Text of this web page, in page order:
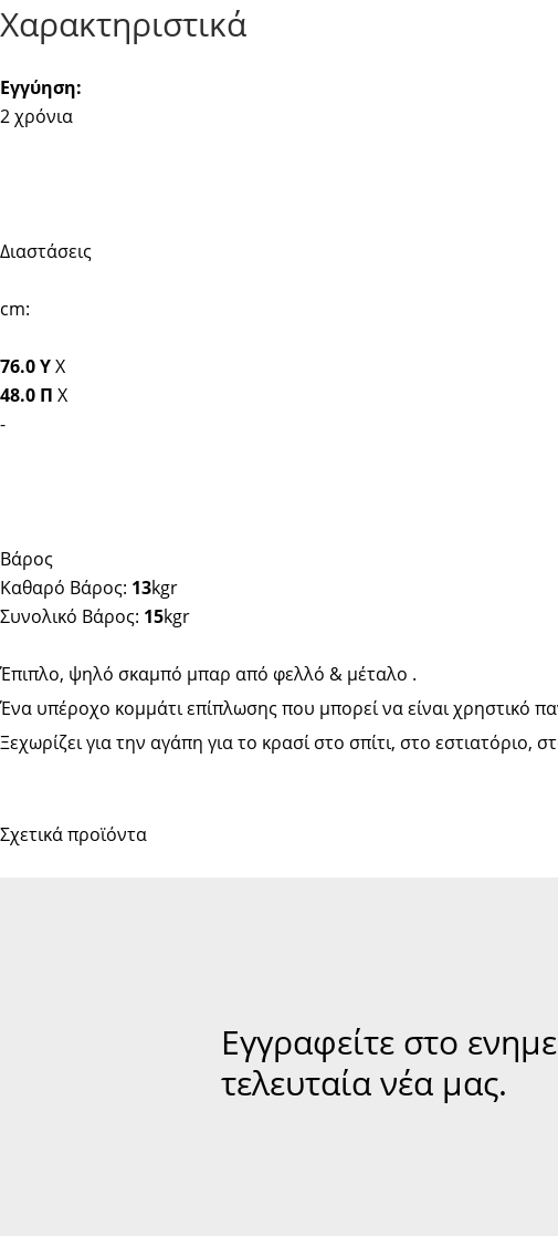
Χαρακτηριστικά
Εγγύηση:
2 χρόνια
Διαστάσεις
cm:
76.0 YΧ
48.0 Π Χ
-
Βάρος
Καθαρό Βάρος: 13kgr
Συνολικό Βάρος: 15kgr
Έπιπλο, ψηλό σκαμπό μπαρ από φελλό & μέταλο .
Ένα υπέροχο κομμάτι επίπλωσης που μπορεί να είναι χρηστικό
Ξεχωρίζει για την αγάπη για το κρασί στο σπίτι, στο
Σχετικά προϊόντα
Εγγραφείτε στο
τελευταία νέα μας.